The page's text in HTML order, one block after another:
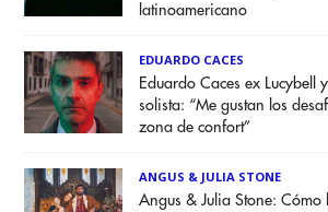
latinoamericano
EDUARDO CACES
Eduardo Caces ex Lucybell
solista: “Me gustan los
zona de confort”
ANGUS & JULIA STONE
Angus & Julia Stone: Cómo